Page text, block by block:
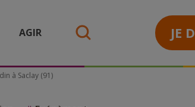
AGIR JE
à Saclay (91)